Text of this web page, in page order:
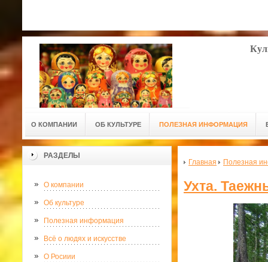
О КОМПАНИИ ОБ КУЛЬТУРЕ ПОЛЕЗНАЯ ИНФОРМАЦИЯ
РАЗДЕЛЫ
О компании
Об культуре
Полезная информация
Всё о людях и искусстве
О Росиии
Главная Полезная
Ухта.